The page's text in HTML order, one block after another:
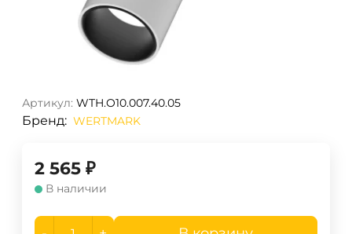
Артикул: WTH.O10.007.40.05
Бренд: WERTMARK
2 565 ₽
В наличии